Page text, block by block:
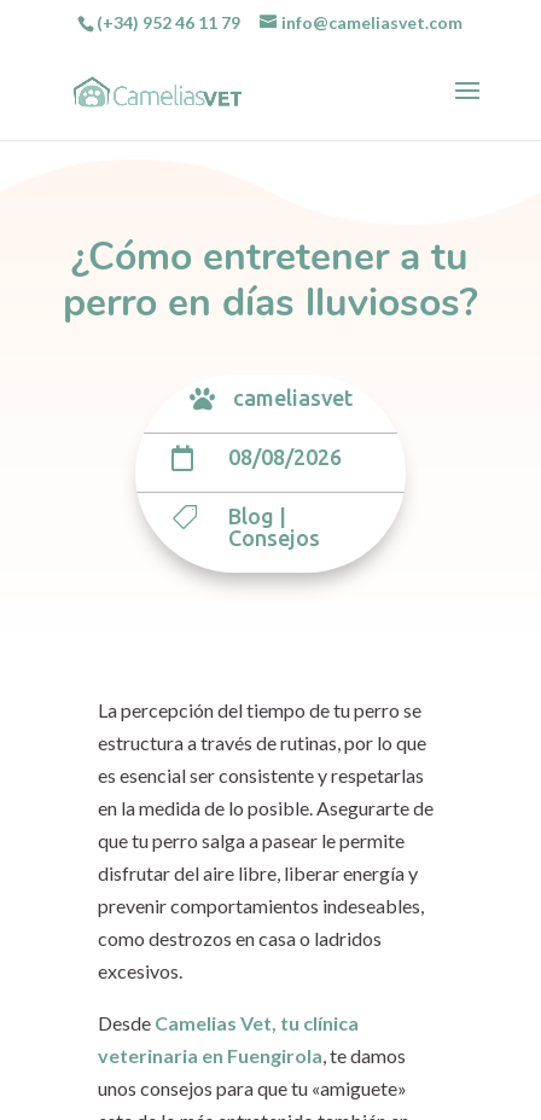
(+34) 952 46 11 79 info@cameliasvet.com
¿Cómo entretener a tu
perro en días lluviosos?
 cameliasvet
 08/08/2026
 Blog
Consejos
La percepción del tiempo de tu perro se
estructura a través de rutinas, por lo que
es esencial ser consistente y respetarlas
en la medida de lo posible. Asegurarte de
que tu perro salga a pasear le permite
disfrutar del aire libre, liberar energía y
prevenir comportamientos indeseables,
como destrozos en casa o ladridos
excesivos.
Desde Camelias Vet, tu clínica
veterinaria en Fuengirola, te damos
unos consejos para que tu «amiguete»